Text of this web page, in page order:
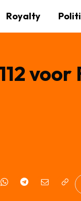
Royalty
voor